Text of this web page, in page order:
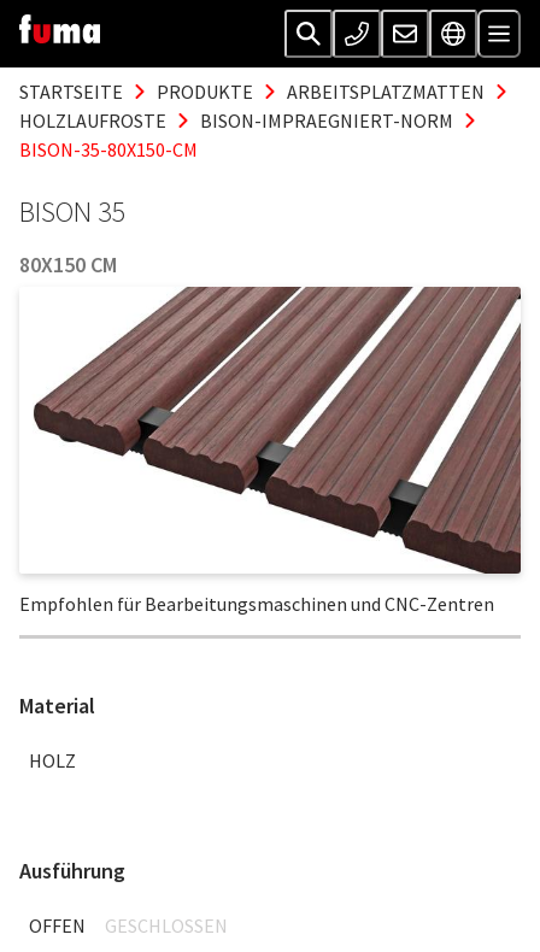
STARTSEITE PRODUKTE
ARBEITSPLATZMATTEN
HOLZLAUFROSTE
BISON-IMPRAEGNIERT-NORM
BISON-35-80X150-CM
BISON 35
80X150 CM
Empfohlen für Bearbeitungsmaschinen und CNC-Zentren
Material
HOLZ
Ausführung
OFFEN GESCHLOSSEN